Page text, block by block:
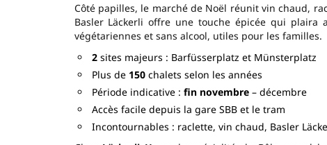
Côté papilles, le marché de Noël réunit vin chaud,
Basler Läckerli offre une touche épicée qui plaira
végétariennes et sans alcool, utiles pour les familles.
2sites majeurs : Barfüsserplatz et Münsterplatz
Plus de 150chalets selon les années
Période indicative : fin novembre– décembre
Accès facile depuis la gare SBB et le tram
Incontournables : raclette, vin chaud, Basler